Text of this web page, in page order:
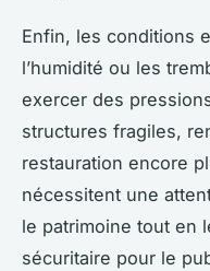
Enfin, les conditions
l’humidité ou les
exercer des
structures fragiles,
restauration encore
nécessitent une
le patrimoine tout en
sécuritaire pour le